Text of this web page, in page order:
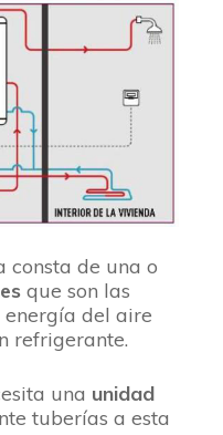
consta de una o
que son las
del aire
refrigerante.
una unidad
tuberías a esta